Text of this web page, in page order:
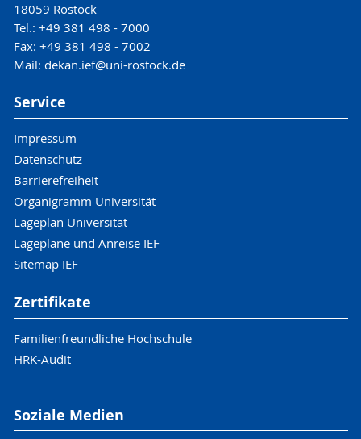
18059 Rostock
Tel.: +49 381 498 - 7000
Fax: +49 381 498 - 7002
Mail: dekan.ief@uni-rostock.de
Service
Impressum
Datenschutz
Barrierefreiheit
Organigramm Universität
Lageplan Universität
Lagepläne und Anreise IEF
Sitemap IEF
Zertifikate
Familienfreundliche Hochschule
HRK-Audit
Soziale Medien